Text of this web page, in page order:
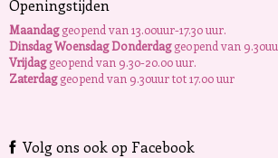
Openingstijden
Maandaggeopend van 13.00uur-17.30 uur.
Dinsdag Woensdag Donderdaggeopend van
Vrijdaggeopend van 9.30-20.00 uur.
Zaterdaggeopend van 9.30uur tot 17.00 uur
Volg ons ook op Facebook